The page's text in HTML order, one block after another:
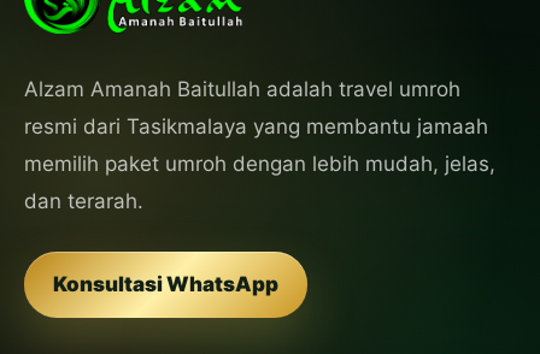
Alzam Amanah Baitullah adalah travel umroh
resmi dari Tasikmalaya yang membantu jamaah
memilih paket umroh dengan lebih mudah, jelas,
dan terarah.
Konsultasi WhatsApp